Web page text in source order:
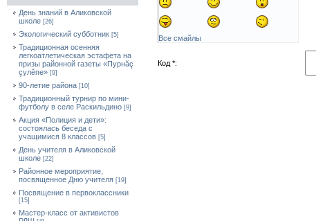
День знаний в Аликовской
школе [26]
Экологический субботник [5]
Традиционная осенняя
легкоатлетическая эстафета на
призы районной газеты «Пурнăç
çулĕпе» [9]
90-летие района [10]
Традиционный турнир по мини-
футболу в селе Раскильдино [9]
Акция «Полиция и дети»:
состоялась беседа с
учащимися 8 классов [5]
День учителя в Аликовской
школе [22]
Районное мероприятие,
посвященное Дню учителя [19]
Посвящение в первоклассники
[15]
Мастер-класс от активистов
Все смайлы
Код *: